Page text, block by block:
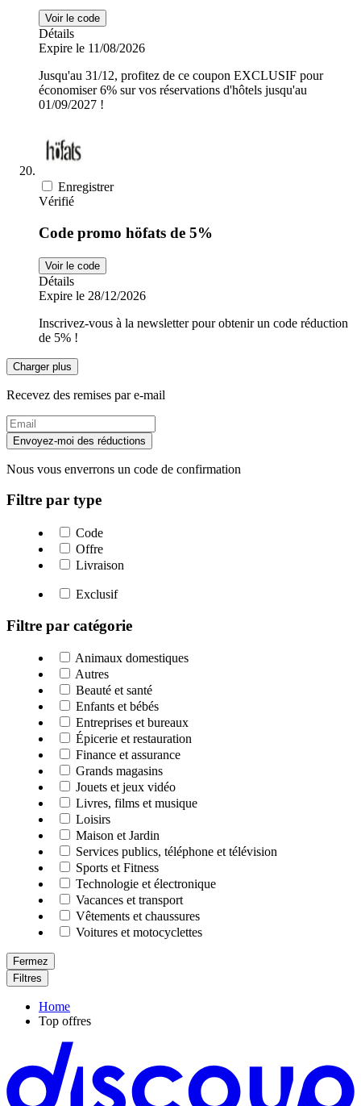
Voir le code
Détails
Expire le 11/08/2026
Jusqu'au 31/12, profitez de ce coupon EXCLUSIF pour
économiser 6% sur vos réservations d'hôtels jusqu'au
01/09/2027 !
Enregistrer
Vérifié
Code promo höfats de 5%
Voir le code
Détails
Expire le 28/12/2026
Inscrivez-vous à la newsletter pour obtenir un code réduction
de 5% !
Charger plus
Recevez des remises par e-mail
Envoyez-moi des réductions
Nous vous enverrons un code de confirmation
Filtre par type
Code
Offre
Livraison
Exclusif
Filtre par catégorie
Animaux domestiques
Autres
Beauté et santé
Enfants et bébés
Entreprises et bureaux
Épicerie et restauration
Finance et assurance
Grands magasins
Jouets et jeux vidéo
Livres, films et musique
Loisirs
Maison et Jardin
Services publics, téléphone et télévision
Sports et Fitness
Technologie et électronique
Vacances et transport
Vêtements et chaussures
Voitures et motocyclettes
Fermez
Filtres
Home
Top offres